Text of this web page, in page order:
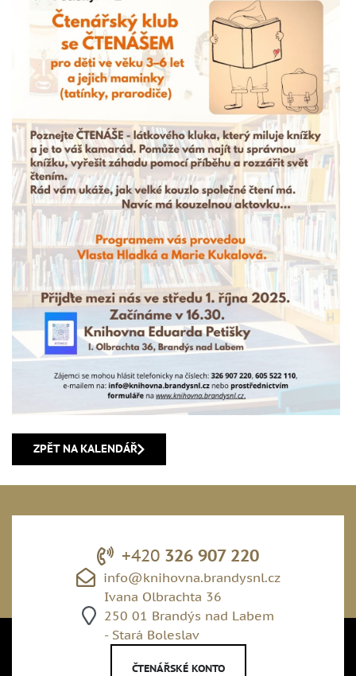
ZPĚT NA KALENDÁŘ
+420 326 907 220
info@knihovna.brandysnl.cz
Ivana Olbrachta 36
250 01 Brandýs nad Labem
- Stará Boleslav
ČTENÁŘSKÉ KONTO